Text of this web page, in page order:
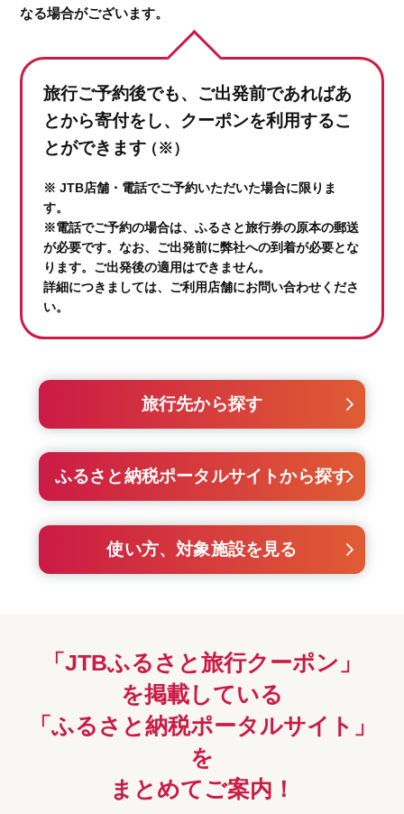
なる場合がございます。
旅行ご予約後でも、ご出発前であればあ
とから寄付をし、クーポンを利用するこ
とができます（※）
※ JTB店舗・電話でご予約いただいた場合に限りま
す。
※電話でご予約の場合は、ふるさと旅行券の原本の郵送
が必要です。なお、ご出発前に弊社への到着が必要とな
ります。ご出発後の適用はできません。
詳細につきましては、ご利用店舗にお問い合わせくださ
い。
旅行先から探す
ふるさと納税ポータルサイトから探す
使い方、対象施設を見る
「JTBふるさと旅行クーポン」
を掲載している
「ふるさと納税ポータルサイト」
を
まとめてご案内！